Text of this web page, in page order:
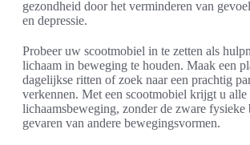
gezondheid door het verminderen van
en depressie.
Probeer uw scootmobiel in te zetten als
lichaam in beweging te houden. Maak een
dagelijkse ritten of zoek naar een prachtig
verkennen. Met een scootmobiel krijgt u alle
lichaamsbeweging, zonder de zware fysieke
gevaren van andere bewegingsvormen.